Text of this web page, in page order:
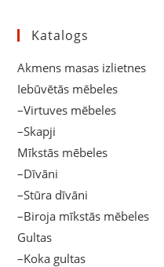
Katalogs
Akmens masas izlietnes
Iebūvētās mēbeles
–Virtuves mēbeles
–Skapji
Mīkstās mēbeles
–Dīvāni
–Stūra dīvāni
–Biroja mīkstās mēbeles
Gultas
–Koka gultas